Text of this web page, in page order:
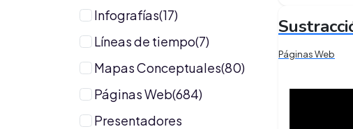
Infografías(17)
Líneas de tiempo(7)
Mapas Conceptuales(80)
Páginas Web(684)
Presentadores
Páginas Web